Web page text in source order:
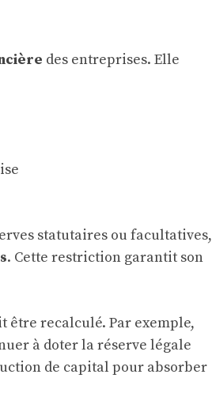
des entreprises. Elle
statutaires ou facultatives,
. Cette restriction garantit son
être recalculé. Par exemple,
à doter la réserve légale
de capital pour absorber